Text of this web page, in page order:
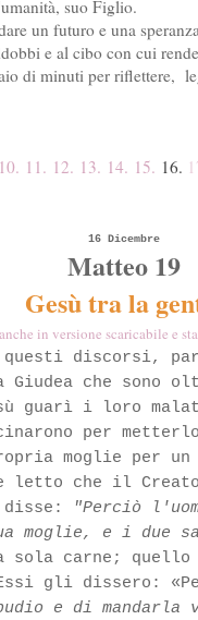
suo Figlio.
un futuro e una
e al cibo con cui
di minuti per riflettere, l
10. 11. 12. 13. 14. 15. 16.
16 Dicembre
Matteo 19
Gesù tra la
anche in versione scaricabile e
questi discorsi,
che sono
guarì i loro
per
moglie per
letto che il
disse:
"Perciò
moglie, e i due
sola carne; quello
gli dissero:
e di mandarla